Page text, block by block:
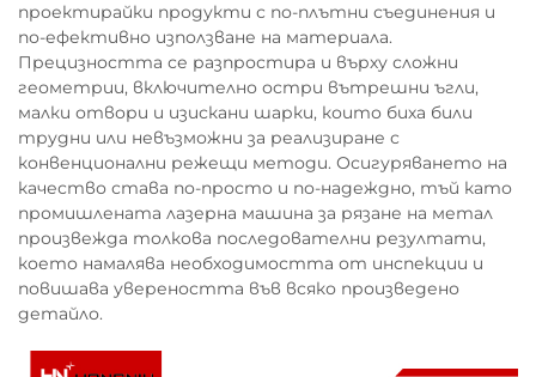
проектирайки продукти с по-плътни съединения и
по-ефективно използване на материала.
Прецизността се разпростира и върху сложни
геометрии, включително остри вътрешни ъгли,
малки отвори и изискани шарки, които биха били
трудни или невъзможни за реализиране с
конвенционални режещи методи. Осигуряването на
качество става по-просто и по-надеждно, тъй като
промишлената лазерна машина за рязане на метал
произвежда толкова последователни резултати,
което намалява необходимостта от инспекции и
повишава увереността във всяко произведено
детайло.